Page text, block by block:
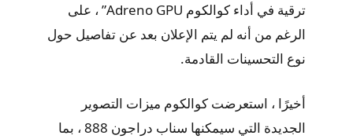
ترقية في أداء كوالكوم Adreno GPU” ، على
الرغم من أنه لم يتم الإعلان بعد عن تفاصيل حول
نوع التحسينات القادمة.
أخيرًا ، استعرضت كوالكوم ميزات التصوير
الجديدة التي سيمكنها سناب دراجون 888 ، بما